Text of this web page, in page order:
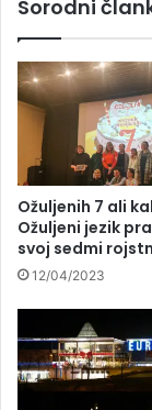
Sorodni
Ožuljenih 7 ali
Ožuljeni jezik
svoj sedmi
12/04/2023